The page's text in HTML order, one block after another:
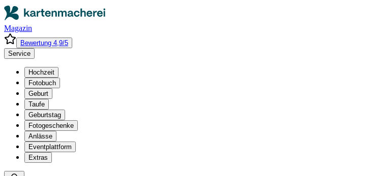
Magazin
Bewertung 4,9/5
Service
Hochzeit
Fotobuch
Geburt
Taufe
Geburtstag
Fotogeschenke
Anlässe
Eventplattform
Extras